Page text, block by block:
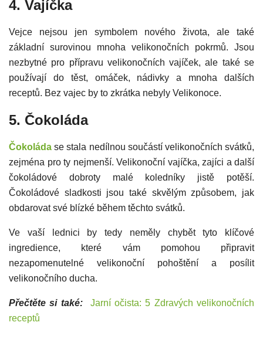
4. Vajíčka
Vejce nejsou jen symbolem nového života, ale také
základní surovinou mnoha velikonočních pokrmů. Jsou
nezbytné pro přípravu velikonočních vajíček, ale také se
používají do těst, omáček, nádivky a mnoha dalších
receptů. Bez vajec by to zkrátka nebyly Velikonoce.
5. Čokoláda
Čokoláda se stala nedílnou součástí velikonočních svátků,
zejména pro ty nejmenší. Velikonoční vajíčka, zajíci a další
čokoládové dobroty malé koledníky jistě potěší.
Čokoládové sladkosti jsou také skvělým způsobem, jak
obdarovat své blízké během těchto svátků.
Ve vaší lednici by tedy neměly chybět tyto klíčové
ingredience, které vám pomohou připravit
nezapomenutelné velikonoční pohoštění a posílit
velikonočního ducha.
Přečtěte si také:
Jarní očista: 5 Zdravých velikonočních
receptů